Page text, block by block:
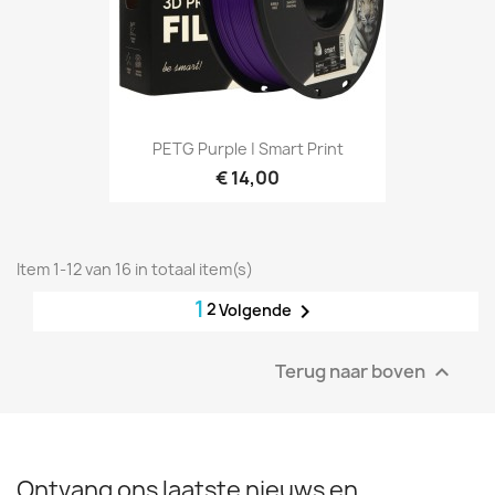
PETG Purple | Smart Print
€ 14,00
Item 1-12 van 16 in totaal item(s)
1 2Volgende 
Terug naar boven 